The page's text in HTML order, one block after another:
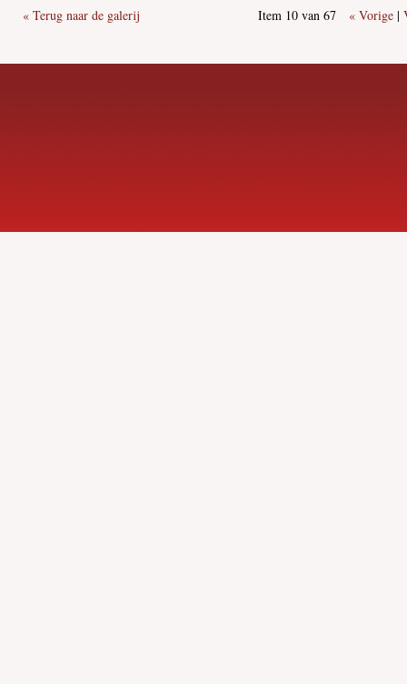
« Terug naar de galerij
Item 10 van 67 « Vorige |